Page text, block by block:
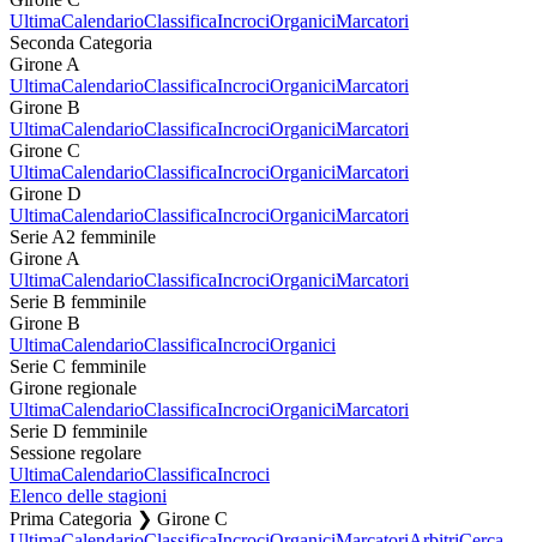
UltimaCalendarioClassificaIncrociOrganiciMarcatori
Seconda Categoria
Girone A
UltimaCalendarioClassificaIncrociOrganiciMarcatori
Girone B
UltimaCalendarioClassificaIncrociOrganiciMarcatori
Girone C
UltimaCalendarioClassificaIncrociOrganiciMarcatori
Girone D
UltimaCalendarioClassificaIncrociOrganiciMarcatori
Serie A2 femminile
Girone A
UltimaCalendarioClassificaIncrociOrganiciMarcatori
Serie B femminile
Girone B
UltimaCalendarioClassificaIncrociOrganici
Serie C femminile
Girone regionale
UltimaCalendarioClassificaIncrociOrganiciMarcatori
Serie D femminile
Sessione regolare
UltimaCalendarioClassificaIncroci
Elenco delle stagioni
Prima Categoria ❯ Girone C